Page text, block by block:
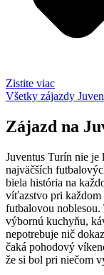
Zistite viac
Všetky zájazdy
Zájazd na
Juventus Turín nie je
najväčších
biela história na
víťazstvo pri každom
futbalovou noblesou.
výbornú kuchyňu,
nepotrebuje nič
čaká pohodový
že si bol pri niečom